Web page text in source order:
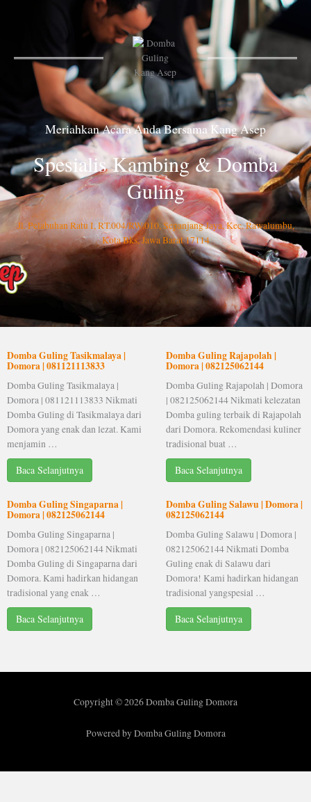
Meriahkan Acara Anda Bersama Kang Asep
Spesialis Kambing & Domba
Guling
Jl. Pelabuhan Ratu I, RT.004/RW.010, Sepanjang Jaya, Kec. Rawalumbu,
Kota Bks, Jawa Barat 17114
Domba Guling Tasikmalaya |
Domora | 081121113833
Domba Guling Tasikmalaya |
Domora | 081121113833 Nikmati
Domba Guling di Tasikmalaya dari
Domora yang enak dan lezat. Kami
menjamin …
Baca Selanjutnya
Domba Guling Rajapolah |
Domora | 082125062144
Domba Guling Rajapolah | Domora
| 082125062144 Nikmati kelezatan
Domba guling terbaik di Rajapolah
dari Domora. Rekomendasi kuliner
tradisional buat …
Baca Selanjutnya
Domba Guling Singaparna |
Domora | 082125062144
Domba Guling Singaparna |
Domora | 082125062144 Nikmati
Domba Guling di Singaparna dari
Domora. Kami hadirkan hidangan
tradisional yang enak …
Baca Selanjutnya
Domba Guling Salawu | Domora |
082125062144
Domba Guling Salawu | Domora |
082125062144 Nikmati Domba
Guling enak di Salawu dari
Domora! Kami hadirkan hidangan
tradisional yangspesial …
Baca Selanjutnya
Copyright © 2026 Domba Guling Domora
Powered by Domba Guling Domora